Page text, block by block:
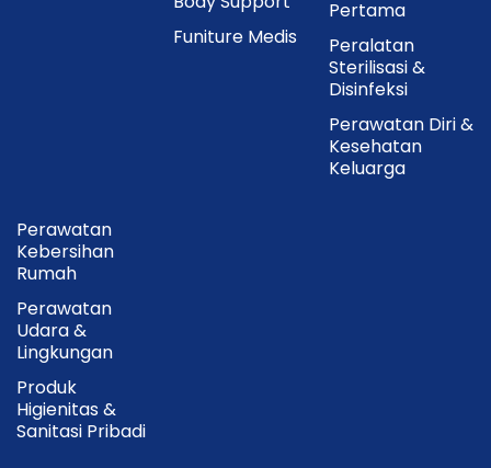
Funiture Medis
Pertama
Peralatan
Sterilisasi &
Disinfeksi
Perawatan Diri &
Kesehatan
Keluarga
Perawatan
Kebersihan
Rumah
Perawatan
Udara &
Lingkungan
Produk
Higienitas &
Sanitasi Pribadi